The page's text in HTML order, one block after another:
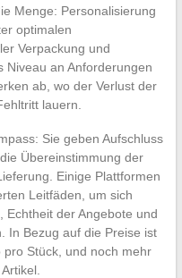
Menge: Personalisierung
optimalen
Verpackung und
Niveau an Anforderungen
ab, wo der Verlust der
lauern.
Sie geben Aufschluss
Übereinstimmung der
Einige Plattformen
Leitfäden, um sich
Echtheit der Angebote und
In Bezug auf die Preise ist
Stück, und noch mehr